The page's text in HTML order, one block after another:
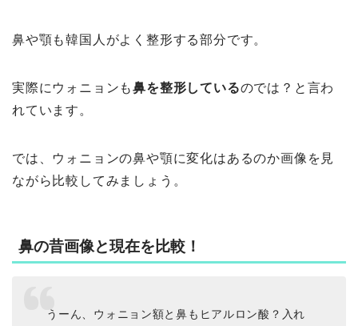
鼻や顎も韓国人がよく整形する部分です。
実際にウォニョンも鼻を整形しているのでは？と言わ
れています。
では、ウォニョンの鼻や顎に変化はあるのか画像を見
ながら比較してみましょう。
鼻の昔画像と現在を比較！
うーん、ウォニョン額と鼻もヒアルロン酸？入れ